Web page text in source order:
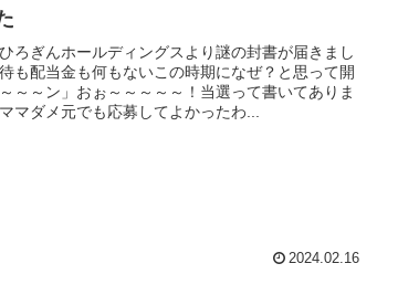
ろぎんホールディングスより謎の封書が届きまし
も配当金も何もないこの時期になぜ？と思って開
～～ン」おぉ～～～～～！当選って書いてありま
マダメ元でも応募してよかったわ...
2024.02.16